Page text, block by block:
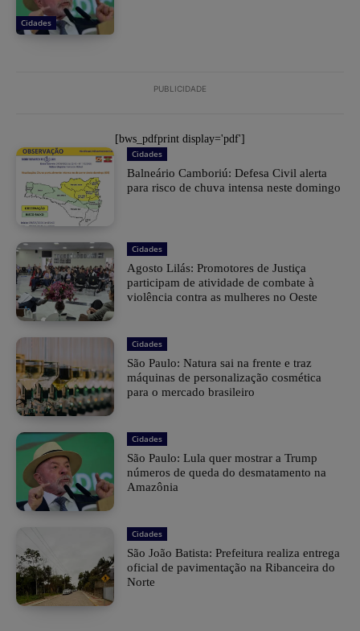
Cidades
PUBLICIDADE
[bws_pdfprint display='pdf']
Cidades
Balneário Camboriú: Defesa Civil alerta
para risco de chuva intensa neste domingo
Cidades
Agosto Lilás: Promotores de Justiça
participam de atividade de combate à
violência contra as mulheres no Oeste
Cidades
São Paulo: Natura sai na frente e traz
máquinas de personalização cosmética
para o mercado brasileiro
Cidades
São Paulo: Lula quer mostrar a Trump
números de queda do desmatamento na
Amazônia
Cidades
São João Batista: Prefeitura realiza entrega
oficial de pavimentação na Ribanceira do
Norte